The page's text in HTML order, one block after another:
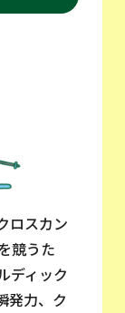
ロスカン
競うた
ディック
発力、ク